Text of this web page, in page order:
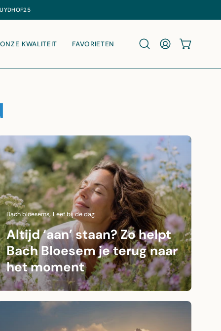
ONZE KWALITEIT FAVORIETEN
Zoekbalk openen
MIJN ACCOUNT
Bach bloesems Leef bij de dag
Altijd ‘aan’ staan? Zo helpt
Bach Bloesem je terug naar
het moment